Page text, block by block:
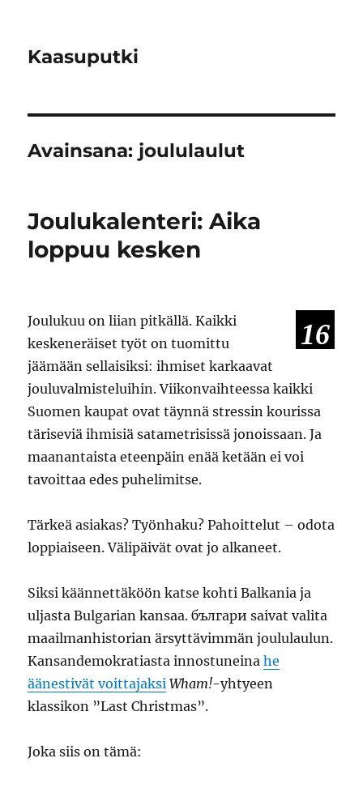
Kaasuputki
Avainsana: joululaulut
Joulukalenteri: Aika
loppuu kesken
16
Joulukuu on liian pitkällä. Kaikki
keskeneräiset työt on tuomittu
jäämään sellaisiksi: ihmiset karkaavat
jouluvalmisteluihin. Viikonvaihteessa kaikki
Suomen kaupat ovat täynnä stressin kourissa
täriseviä ihmisiä satametrisissä jonoissaan. Ja
maanantaista eteenpäin enää ketään ei voi
tavoittaa edes puhelimitse.
Tärkeä asiakas? Työnhaku? Pahoittelut – odota
loppiaiseen. Välipäivät ovat jo alkaneet.
Siksi käännettäköön katse kohti Balkania ja
uljasta Bulgarian kansaa. българи saivat valita
maailmanhistorian ärsyttävimmän joululaulun.
Kansandemokratiasta innostuneinahe
äänestivät voittajaksi Wham!-yhtyeen
klassikon ”Last Christmas”.
Joka siis on tämä: